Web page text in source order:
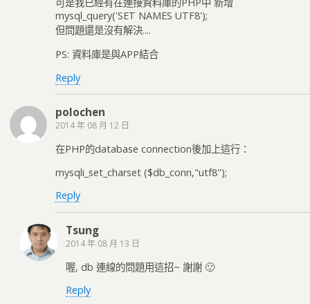
mysql_query('SET NAMES UTF8');
但問題還是沒有解決....
PS: 資料庫是與APP結合
Reply
polochen
2014 年 08 月 12 日
在PHP的database connection後加上這行：
mysqli_set_charset ($db_conn,"utf8");
Reply
Tsung
2014 年 08 月 13 日
喔, db 連線的問題用這招~ 謝謝 🙂
Reply